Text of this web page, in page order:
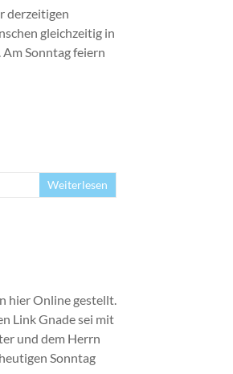
derzeitigen
gleichzeitig in
Sonntag feiern
Weiterlesen
hier Online gestellt.
Link Gnade sei mit
und dem Herrn
Sonntag